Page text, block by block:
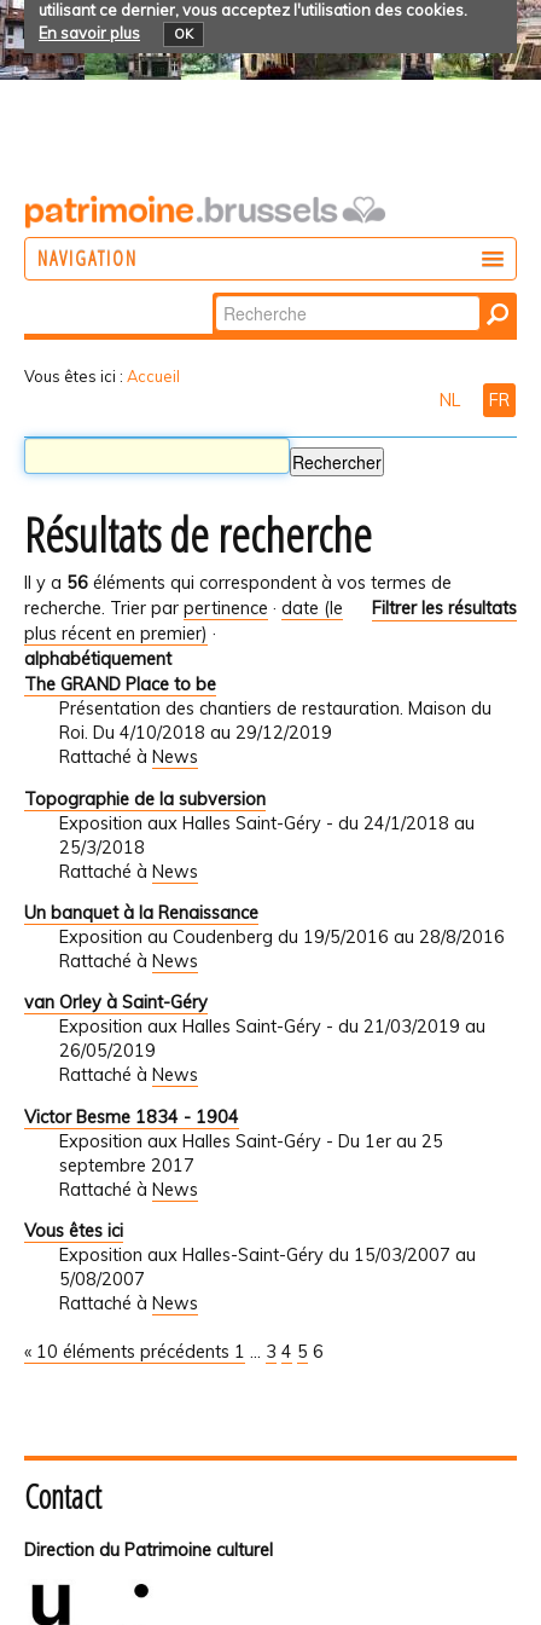
utilisant ce dernier, vous acceptez l'utilisation des cookies.
En savoir plus
OK
NAVIGATION
Chercher par
Recherche
Vous êtes ici : Accueil
NL FR
Résultats de recherche
Il y a 56 éléments qui correspondent à vos termes de
recherche.
Filtrer les résultats
Trier par pertinence · date (le
plus récent en premier) ·
alphabétiquement
The GRAND Place to be
Présentation des chantiers de restauration. Maison du
Roi. Du 4/10/2018 au 29/12/2019
Rattaché à News
Topographie de la subversion
Exposition aux Halles Saint-Géry - du 24/1/2018 au
25/3/2018
Rattaché à News
Un banquet à la Renaissance
Exposition au Coudenberg du 19/5/2016 au 28/8/2016
Rattaché à News
van Orley à Saint-Géry
Exposition aux Halles Saint-Géry - du 21/03/2019 au
26/05/2019
Rattaché à News
Victor Besme 1834 - 1904
Exposition aux Halles Saint-Géry - Du 1er au 25
septembre 2017
Rattaché à News
Vous êtes ici
Exposition aux Halles-Saint-Géry du 15/03/2007 au
5/08/2007
Rattaché à News
« 10 éléments précédents 1 ... 3 4 5 6
Contact
Direction du Patrimoine culturel